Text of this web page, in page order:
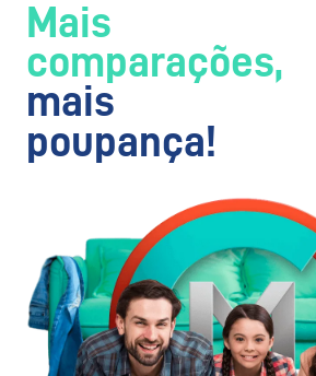
Mais
comparações,
mais
poupança!